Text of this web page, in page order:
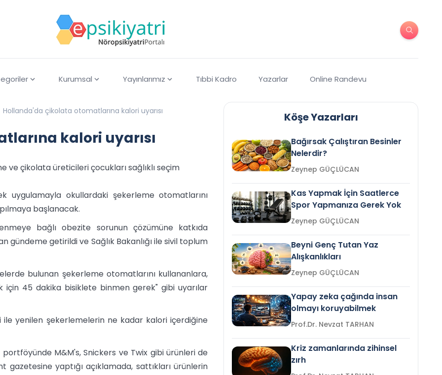
Kurumsal Yayınlarımız Tıbbi Kadro Yazarlar Online Randevu
Hollanda'da çikolata otomatlarına kalori uyarısı
kalori uyarısı
ve çikolata üreticileri çocukları sağlıklı seçim
uygulamayla okullardaki şekerleme otomatlarını
başlanacak.
bağlı obezite sorunun çözümüne katkıda
getirildi ve Sağlık Bakanlığı ile sivil toplum
bulunan şekerleme otomatlarını kullananlara,
için 45 dakika bisiklete binmen gerek" gibi uyarılar
yenilen şekerlemelerin ne kadar kalori içerdiğine
portföyünde M&M's, Snickers ve Twix gibi ürünleri de
gazetesine yaptığı açıklamada, sattıkları ürünlerin
Köşe Yazarları
Bağırsak Çalıştıran Besinler
Nelerdir?
Zeynep GÜÇLÜCAN
Kas Yapmak İçin Saatlerce
Spor Yapmanıza Gerek Yok
Zeynep GÜÇLÜCAN
Beyni Genç Tutan Yaz
Alışkanlıkları
Zeynep GÜÇLÜCAN
Yapay zeka çağında insan
olmayı koruyabilmek
Prof.Dr. Nevzat TARHAN
Kriz zamanlarında zihinsel
zırh